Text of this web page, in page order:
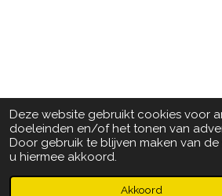
Deze website gebruikt cookies voor
doeleinden en/of het tonen van
Door gebruik te blijven maken van de
u hiermee akkoord.
Akkoord